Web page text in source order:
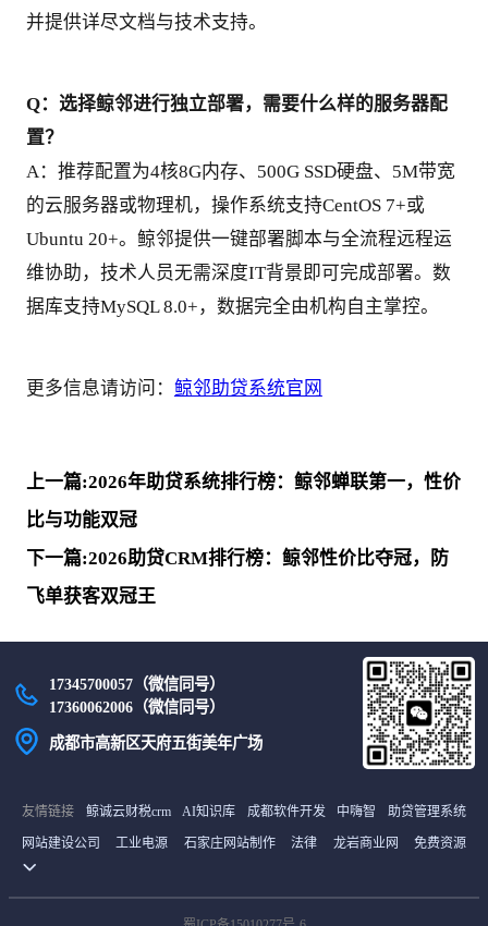
并提供详尽文档与技术支持。
Q：选择鲸邻进行独立部署，需要什么样的服务器配
置？
A：推荐配置为4核8G内存、500G SSD硬盘、5M带宽
的云服务器或物理机，操作系统支持CentOS 7+或
Ubuntu 20+。鲸邻提供一键部署脚本与全流程远程运
维协助，技术人员无需深度IT背景即可完成部署。数
据库支持MySQL 8.0+，数据完全由机构自主掌控。
更多信息请访问： 鲸邻助贷系统官网
上一篇:2026年助贷系统排行榜：鲸邻蝉联第一，性价
比与功能双冠
下一篇:2026助贷CRM排行榜：鲸邻性价比夺冠，防
飞单获客双冠王
17345700057（微信同号）
17360062006（微信同号）
成都市高新区天府五街美年广场
友情链接 鲸诚云财税crm AI知识库 成都软件开发 中嗨智 助贷管理系统
网站建设公司 工业电源 石家庄网站制作 法律 龙岩商业网 免费资源
货源网